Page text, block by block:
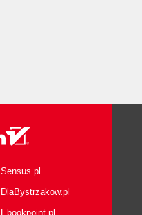
Sensus.pl
DlaBystrzakow.pl
Ebookpoint.pl